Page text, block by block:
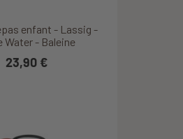
enfant - Lassig -
Water - Baleine
23,90 €